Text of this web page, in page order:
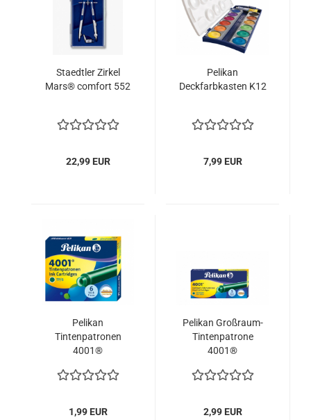
Staedtler Zirkel
Mars® comfort 552
22,99 EUR
Pelikan
Deckfarbkasten K12
7,99 EUR
Pelikan
Tintenpatronen
4001®
1,99 EUR
Pelikan Großraum-
Tintenpatrone
4001®
2,99 EUR